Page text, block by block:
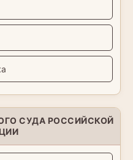
СУДА РОССИЙСКОЙ